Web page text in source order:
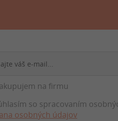
na firmu
so spracovaním
osobných údajov